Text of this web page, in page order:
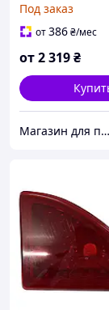
Под заказ
от386₴/мес
от2 319₴
Магазин для профессионалов